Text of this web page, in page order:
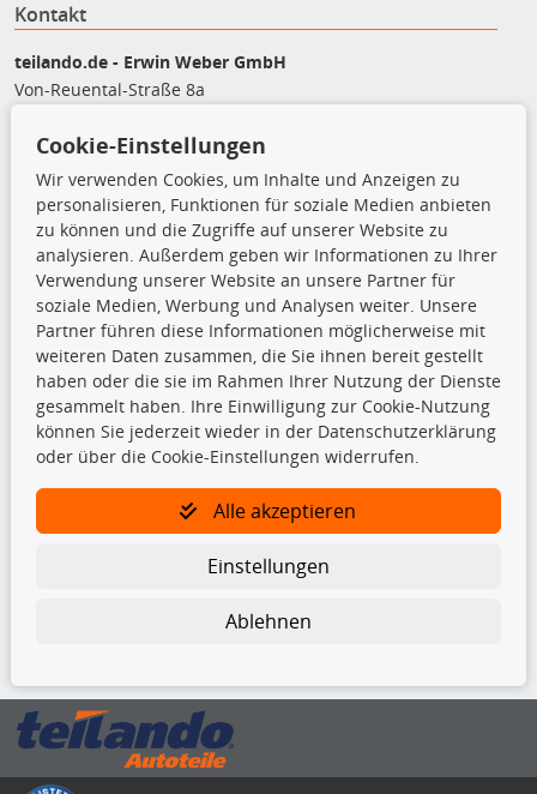
Kontakt
teilando.de - Erwin Weber GmbH
Von-Reuental-Straße 8a
+49 (0) 8165 / 5093200
shop@teilando.de
Top Produkte
Beleuchtung
Bremsbeläge
Bremsscheiben
Kupplungssatz
Querlenker
Stoßdämpfer
TecDoc Inside
Die hier angezeigten Daten insbesondere die gesamte Datenbank dürfen
Es ist zu unterlassen, die Daten oder die gesamte Datenbank ohne
vorherige Zustimmung von TecDoc zu vervielfältigen, zu verbreiten
und/oder diese Handlungen durch Dritte ausführen zu lassen. Ein
Zuwiderhandeln stellt eine Urheberrechtsverletzung dar und wird verfolgt.
Cookie-Einstellungen
Wir verwenden Cookies, um Inhalte und Anzeigen zu
personalisieren, Funktionen für soziale Medien anbieten
zu können und die Zugriffe auf unserer Website zu
analysieren. Außerdem geben wir Informationen zu Ihrer
Verwendung unserer Website an unsere Partner für
soziale Medien, Werbung und Analysen weiter. Unsere
Partner führen diese Informationen möglicherweise mit
weiteren Daten zusammen, die Sie ihnen bereit gestellt
haben oder die sie im Rahmen Ihrer Nutzung der Dienste
gesammelt haben. Ihre Einwilligung zur Cookie-Nutzung
können Sie jederzeit wieder in der Datenschutzerklärung
oder über die Cookie-Einstellungen widerrufen.
Alle akzeptieren
Einstellungen
Ablehnen